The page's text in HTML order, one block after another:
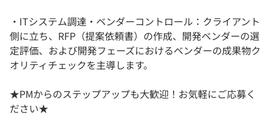
・ITシステム調達・ベンダーコントロール：クライアント
側に立ち、RFP（提案依頼書）の作成、開発ベンダーの選
定評価、および開発フェーズにおけるベンダーの成果物ク
オリティチェックを主導します。
★PMからのステップアップも大歓迎！お気軽にご応募く
ださい★